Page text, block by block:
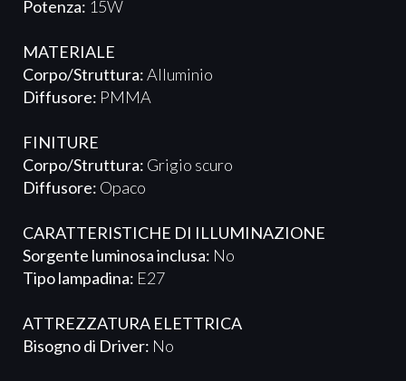
Potenza: 15W
MATERIALE
Corpo/Struttura:Alluminio
Diffusore: PMMA
FINITURE
Corpo/Struttura: Grigio scuro
Diffusore: Opaco
CARATTERISTICHE DI ILLUMINAZIONE
Sorgente luminosa inclusa: No
Tipo lampadina: E27
ATTREZZATURA ELETTRICA​​​
Bisogno di Driver: No